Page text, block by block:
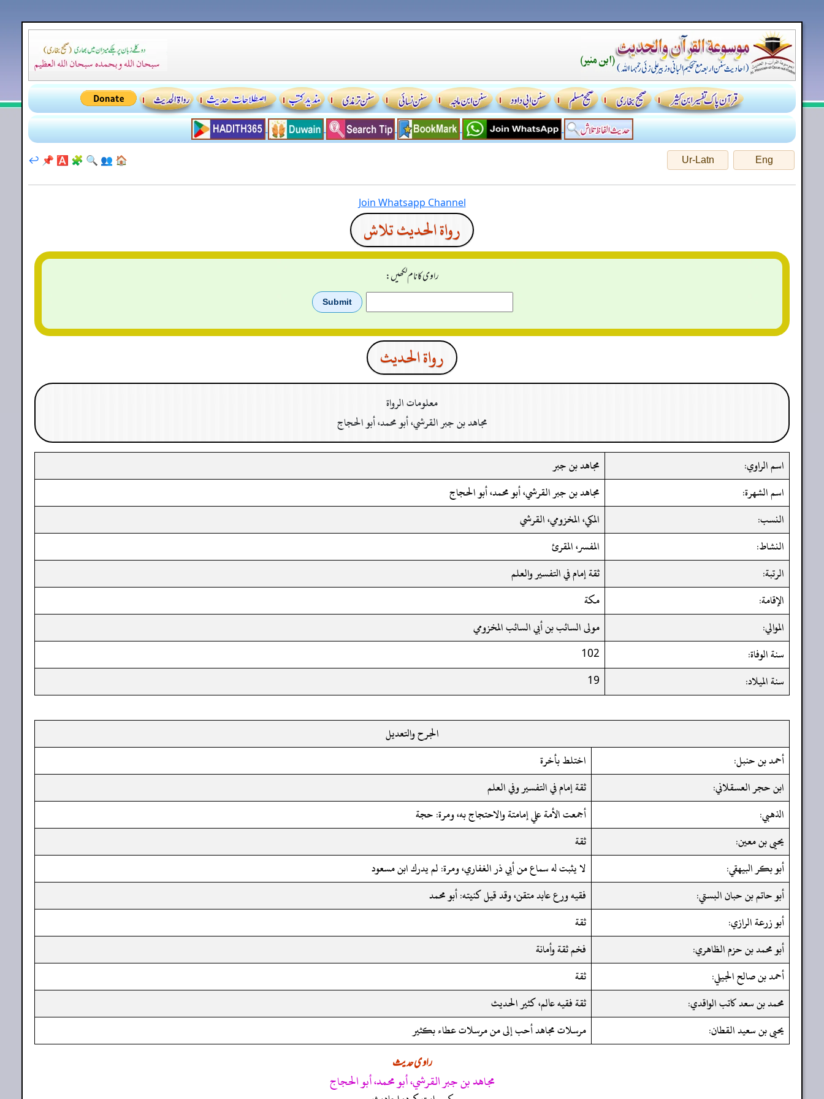
Eng
Ur-Latn
🏠
👥
🔍
🧩
🅰️
📌
↩️
Join Whatsapp Channel
رواة الحديث تلاش
راوی کا نام لکھیں:
رواة الحدیث
معلومات الرواة
مجاهد بن جبر القرشي، أبو محمد، أبو الحجاج
اسم الراوي:
مجاهد بن جبر
اسم الشهرة:
مجاهد بن جبر القرشي، أبو محمد، أبو الحجاج
النسب:
المكي، المخزومي، القرشي
النشاط:
المفسر، المقرئ
الرتبة:
ثقة إمام في التفسير والعلم
الإقامة:
مكة
الموالي:
مولى السائب بن أبي السائب المخزومي
سنة الوفاة:
102
سنة الميلاد: 19
الجرح والتعديل
أحمد بن حنبل:
اختلط بأخرة
ابن حجر العسقلاني:
ثقة إمام في التفسير وفي العلم
الذهبي:
أجمعت الأمة علي إمامتة والاحتجاج به، ومرة: حجة
يحيى بن معين:
ثقة
أبو بكر البيهقي:
لا يثبت له سماع من أبي ذر الغفاري، ومرة: لم يدرك ابن مسعود
أبو حاتم بن حبان البستي:
فقيه ورع عابد متقن، وقد قيل كنيته: أبو محمد
أبو زرعة الرازي:
ثقة
أبو محمد بن حزم الظاهري:
فخم ثقة وأمانة
أحمد بن صالح الجيلي:
ثقة
محمد بن سعد كاتب الواقدي:
ثقة فقيه عالم، كثير الحديث
يحيى بن سعيد القطان:
مرسلات مجاهد أحب إلى من مرسلات عطاء بكثير
راوی حدیث
مجاهد بن جبر القرشي، أبو محمد، أبو الحجاج